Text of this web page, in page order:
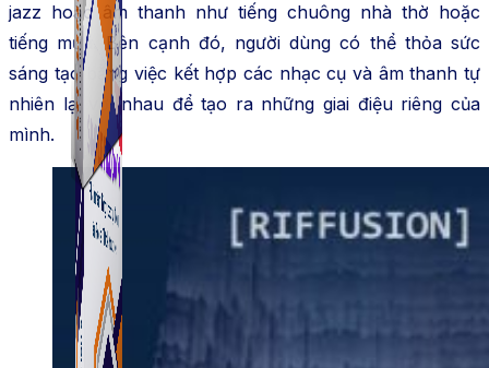
ATP Link
Tạo Bio Link nhanh chóng chỉ với vài click chuột
jazz hoặc âm thanh như tiếng chuông nhà thờ hoặc
tiếng mưa. Bên cạnh đó, người dùng có thể thỏa sức
sáng tạo bằng việc kết hợp các nhạc cụ và âm thanh tự
nhiên lại với nhau để tạo ra những giai điệu riêng của
mình.